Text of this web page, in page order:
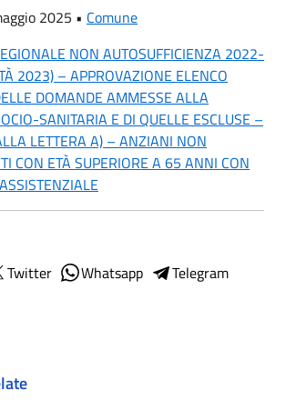
2025 • Comune
NON AUTOSUFFICIENZA 2022-
2023) – APPROVAZIONE ELENCO
DOMANDE AMMESSE ALLA
SANITARIA E DI QUELLE ESCLUSE –
LETTERA A) – ANZIANI NON
CON ETÀ SUPERIORE A 65 ANNI CON
Twitter Whatsapp
Telegram